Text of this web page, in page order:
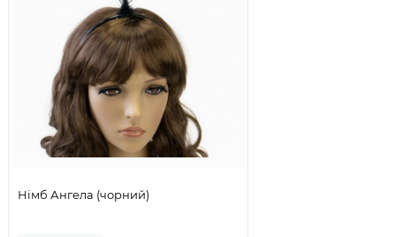
Німб Ангела (чорний)